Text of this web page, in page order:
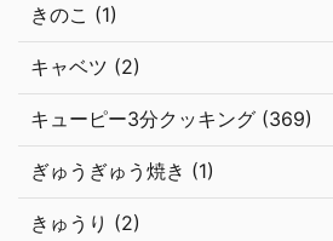
きのこ (1)
キャベツ (2)
キューピー3分クッキング (369)
ぎゅうぎゅう焼き (1)
きゅうり (2)